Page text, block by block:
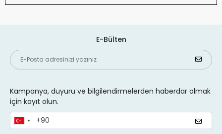
E-Bülten
Kampanya, duyuru ve bilgilendirmelerden haberdar olmak
için kayıt olun.